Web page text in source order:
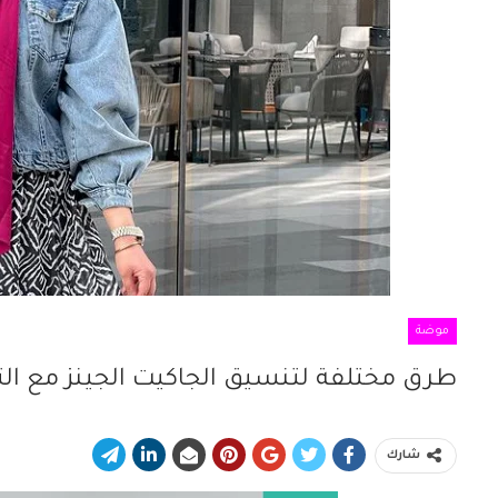
موضة
طرق مختلفة لتنسيق الجاكيت الجينز مع
شارك